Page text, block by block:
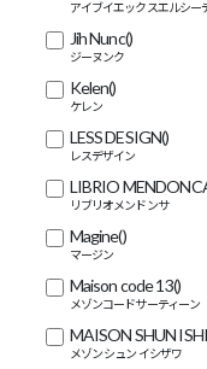
Jih Nunc()
Kelen()
LESS DESIGN()
LIBRIO
Magine()
Maison code 13()
MAISON SHUN